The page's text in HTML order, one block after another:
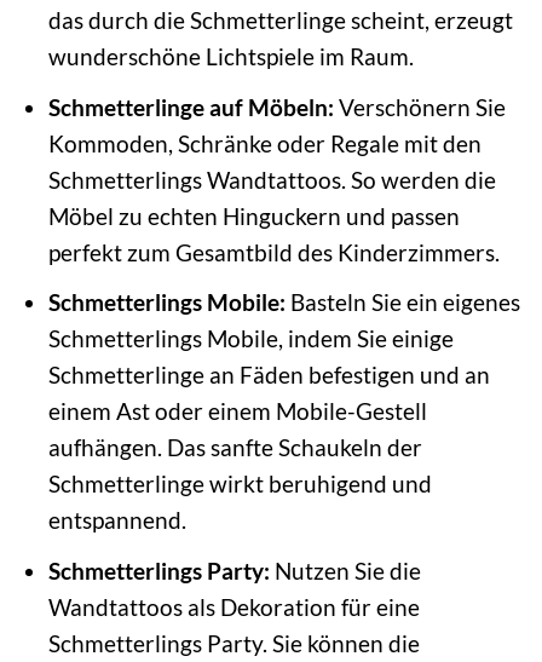
das durch die Schmetterlinge scheint, erzeugt
wunderschöne Lichtspiele im Raum.
Schmetterlinge auf Möbeln: Verschönern Sie
Kommoden, Schränke oder Regale mit den
Schmetterlings Wandtattoos. So werden die
Möbel zu echten Hinguckern und passen
perfekt zum Gesamtbild des Kinderzimmers.
Schmetterlings Mobile: Basteln Sie ein eigenes
Schmetterlings Mobile, indem Sie einige
Schmetterlinge an Fäden befestigen und an
einem Ast oder einem Mobile-Gestell
aufhängen. Das sanfte Schaukeln der
Schmetterlinge wirkt beruhigend und
entspannend.
Schmetterlings Party: Nutzen Sie die
Wandtattoos als Dekoration für eine
Schmetterlings Party. Sie können die